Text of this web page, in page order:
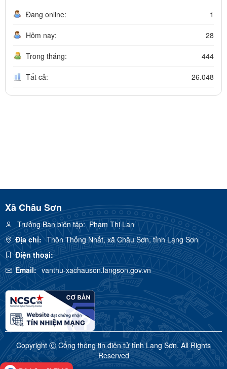
Đang online: 1
Hôm nay: 28
Trong tháng: 444
Tất cả: 26.048
Xã Châu Sơn
Trưởng Ban biên tập:Phạm Thị Lan
Địa chỉ: Thôn Thống Nhất, xã Châu Sơn, tỉnh Lạng Sơn
Điện thoại:
Email: vanthu-xachauson.langson.gov.vn
Copyright Ⓒ Cổng thông tin điện tử tỉnh Lạng Sơn. All Rights
Reserved